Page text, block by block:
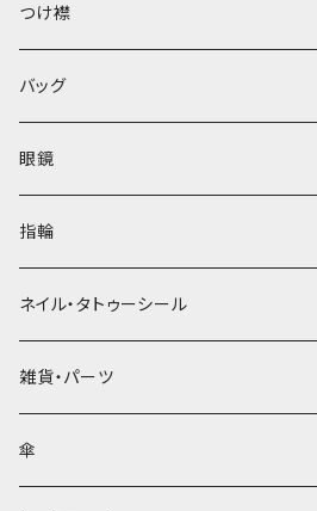
ベレー帽
つけ襟
バッグ
眼鏡
指輪
ネイル・タトゥーシール
雑貨・パーツ
傘